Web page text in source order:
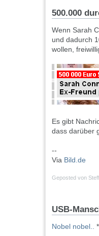
500.000
Wenn Sarah
und dadurch
wollen,
Es gibt
dass darüber
--
Via Bild.de
Geposted von
USB-
Nobel nobel..